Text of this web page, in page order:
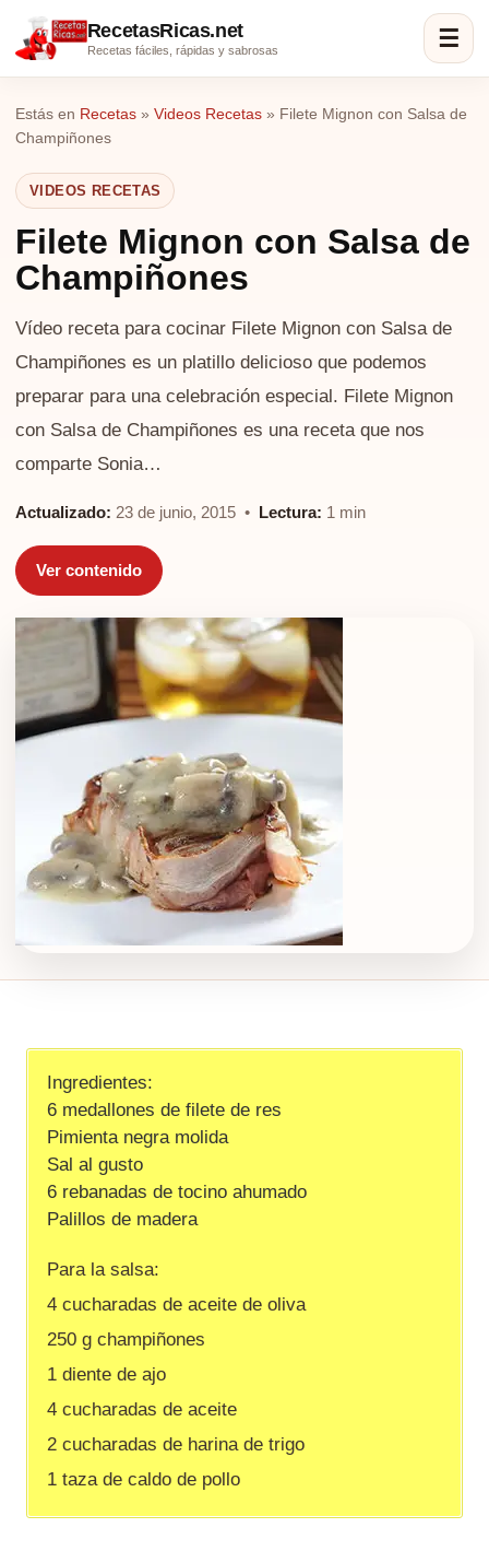
RecetasRicas.net
Recetas fáciles, rápidas y sabrosas ☰
Estás en Recetas » Videos Recetas » Filete Mignon con Salsa de
Champiñones
VIDEOS RECETAS
Filete Mignon con Salsa de
Champiñones
Vídeo receta para cocinar Filete Mignon con Salsa de
Champiñones es un platillo delicioso que podemos
preparar para una celebración especial. Filete Mignon
con Salsa de Champiñones es una receta que nos
comparte Sonia…
Actualizado: 23 de junio, 2015 • Lectura: 1 min
Ver contenido
Ingredientes:
6 medallones de filete de res
Pimienta negra molida
Sal al gusto
6 rebanadas de tocino ahumado
Palillos de madera
Para la salsa:
4 cucharadas de aceite de oliva
250 g champiñones
1 diente de ajo
4 cucharadas de aceite
2 cucharadas de harina de trigo
1 taza de caldo de pollo